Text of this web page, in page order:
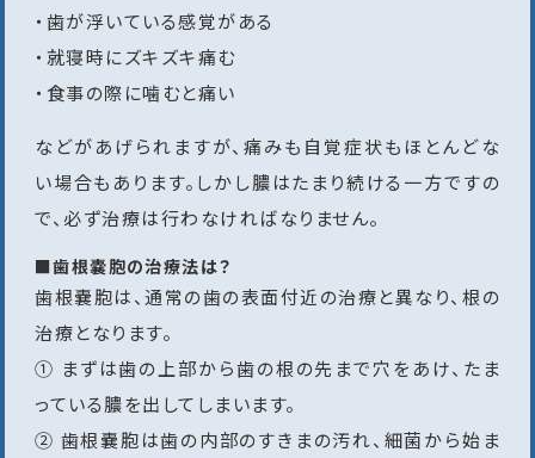
・歯が浮いている感覚がある
・就寝時にズキズキ痛む
・食事の際に噛むと痛い
などがあげられますが、痛みも自覚症状もほとんどな
い場合もあります。しかし膿はたまり続ける一方ですの
で、必ず治療は行わなければなりません。
■歯根嚢胞の治療法は？
歯根嚢胞は、通常の歯の表面付近の治療と異なり、根の
治療となります。
① まずは歯の上部から歯の根の先まで穴をあけ、たま
っている膿を出してしまいます。
② 歯根嚢胞は歯の内部のすきまの汚れ、細菌から始ま